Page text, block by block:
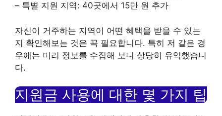
– 특별 지원 지역: 40곳에서 15만 원 추가
자신이 거주하는 지역이 어떤 혜택을 받을 수 있는
지 확인해보는 것은 꼭 필요합니다. 특히 저 같은 경
우에는 미리 정보를 수집해 보니 상당히 유익했습니
다.
지원금 사용에 대한 몇 가지 팁